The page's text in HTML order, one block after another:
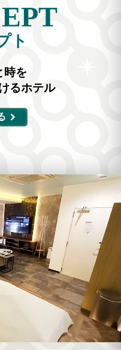
ト
時を
るホテル